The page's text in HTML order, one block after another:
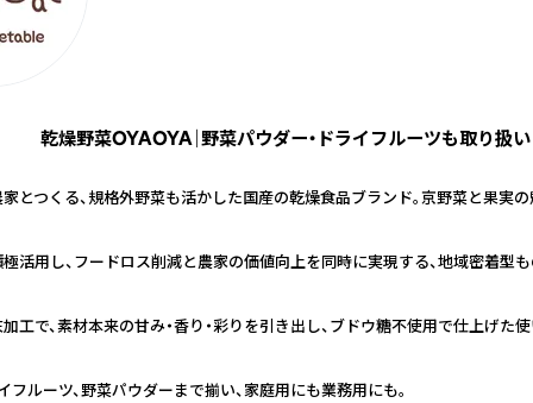
乾燥野菜OYAOYA｜野菜パウダー・ドライフルーツも取り扱い
とつくる、規格外野菜も活かした国産の乾燥食品ブランド。京野菜と果実の
活用し、フードロス削減と農家の価値向上を同時に実現する、地域密着型も
工で、素材本来の甘み・香り・彩りを引き出し、ブドウ糖不使用で仕上げた
フルーツ、野菜パウダーまで揃い、家庭用にも業務用にも。